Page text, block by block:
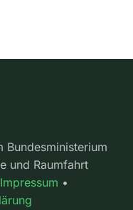
und Raumfahrt
Impressum •